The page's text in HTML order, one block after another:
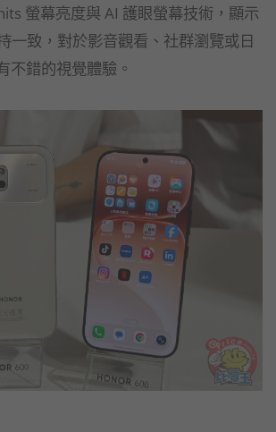
螢幕亮度與 AI 護眼螢幕技術，顯示
一致，對於影音觀看、社群瀏覽或日
不錯的視覺體驗。